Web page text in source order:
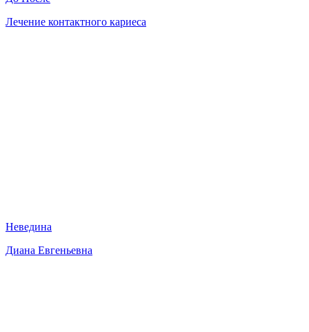
Лечение контактного кариеса
Неведина
Диана Евгеньевна